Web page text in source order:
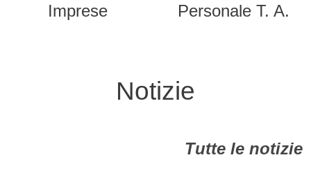
Imprese Personale T. A.
Notizie
Tutte le notizie